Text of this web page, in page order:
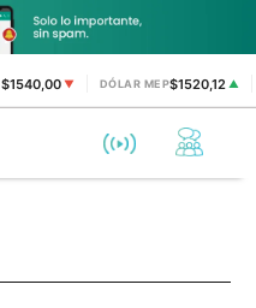
$1540,00 ▼ DÓLAR MEP$1520,12 ▲